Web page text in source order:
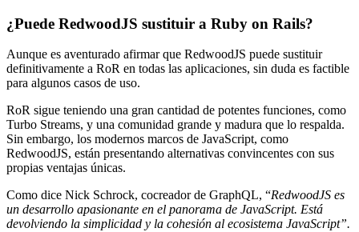
¿Puede RedwoodJS sustituir a Ruby on Rails?
Aunque es aventurado afirmar que RedwoodJS puede sustituir
definitivamente a RoR en todas las aplicaciones, sin duda es factible
para algunos casos de uso.
RoR sigue teniendo una gran cantidad de potentes funciones, como
Turbo Streams, y una comunidad grande y madura que lo respalda.
Sin embargo, los modernos marcos de JavaScript, como
RedwoodJS, están presentando alternativas convincentes con sus
propias ventajas únicas.
Como dice Nick Schrock, cocreador de GraphQL, “RedwoodJS es
un desarrollo apasionante en el panorama de JavaScript. Está
devolviendo la simplicidad y la cohesión al ecosistema JavaScript”.